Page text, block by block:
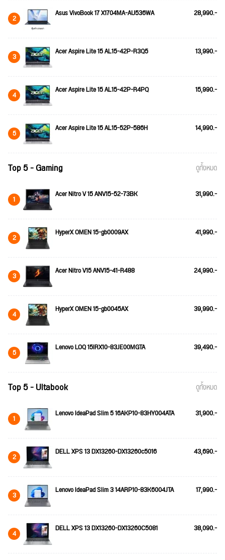
2 Asus VivoBook 17 X1704MA-AU536WA 28,990.-
3 Acer Aspire Lite 15 AL15-42P-R3Q5 13,990.-
4 Acer Aspire Lite 15 AL15-42P-R4PQ 15,990.-
5 Acer Aspire Lite 15 AL15-52P-586H 14,990.-
Top 5 - Gaming ดูทั้งหมด
1 Acer Nitro V 15 ANV15-52-73BK 31,990.-
2 HyperX OMEN 15-gb0009AX 41,990.-
3 Acer Nitro V15 ANV15-41-R488 24,990.-
4 HyperX OMEN 15-gb0045AX 39,990.-
5 Lenovo LOQ 15IRX10-83JE00MGTA 39,490.-
Top 5 - Ultabook ดูทั้งหมด
1 Lenovo IdeaPad Slim 5 16AKP10-83HY004ATA 31,900.-
2 DELL XPS 13 DX13260-DX13260c5016 43,690.-
3 Lenovo IdeaPad Slim 3 14ARP10-83K6004JTA 17,990.-
4 DELL XPS 13 DX13260-DX13260C5081 38,090.-